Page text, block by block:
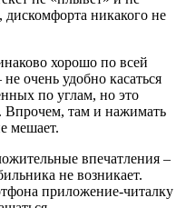
дискомфорта никакого не
хорошо по всей
очень удобно касаться
по углам, но это
Впрочем, там и нажимать
мешает.
впечатления –
не возникает.
приложение-читалку